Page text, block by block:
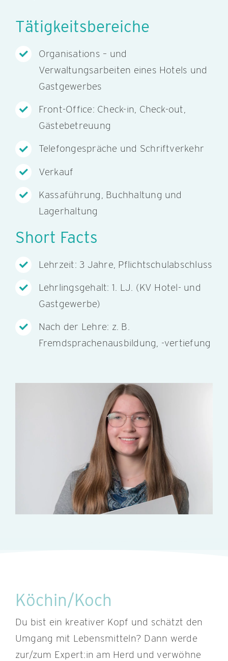
Tätigkeitsbereiche
Organisations – und
Verwaltungsarbeiten eines Hotels und
Gastgewerbes
Front-Office: Check-in, Check-out,
Gästebetreuung
Telefongespräche und Schriftverkehr
Verkauf
Kassaführung, Buchhaltung und
Lagerhaltung
Short Facts
Lehrzeit: 3 Jahre, Pflichtschulabschluss
Lehrlingsgehalt: 1. LJ. (KV Hotel- und
Gastgewerbe)
Nach der Lehre: z. B.
Fremdsprachenausbildung, -vertiefung
Köchin/Koch
Du bist ein kreativer Kopf und schätzt den
Umgang mit Lebensmitteln? Dann werde
zur/zum Expert:in am Herd und verwöhne